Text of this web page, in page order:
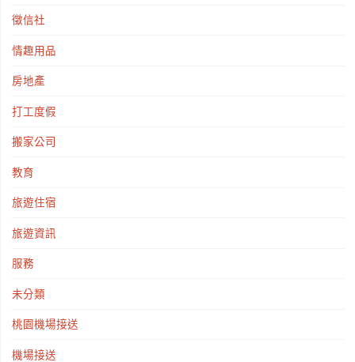
徵信社
情趣用品
房地產
打工度假
搬家公司
教育
旅遊住宿
旅遊資訊
服務
未分類
桃園機場接送
機場接送